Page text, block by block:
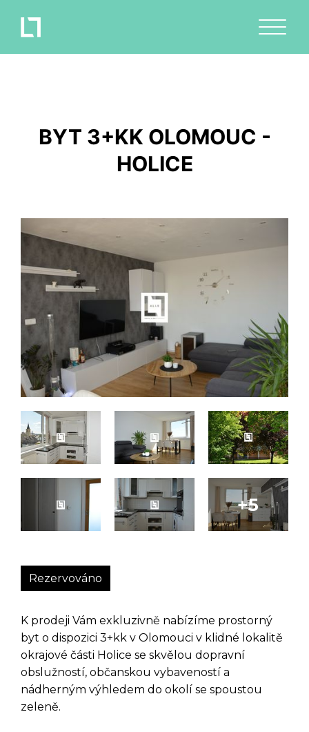
BYT 3+KK OLOMOUC -
HOLICE
Rezervováno
K prodeji Vám exkluzivně nabízíme prostorný
byt o dispozici 3+kk v Olomouci v klidné lokalitě
okrajové části Holice se skvělou dopravní
obslužností, občanskou vybaveností a
nádherným výhledem do okolí se spoustou
zeleně.